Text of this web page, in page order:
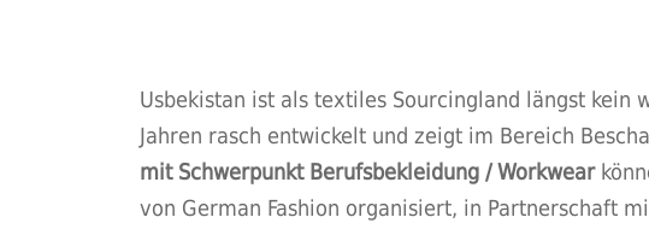
Usbekistan ist als textiles Sourcingland längst kein
Jahren rasch entwickelt und zeigt im Bereich
mit Schwerpunkt Berufsbekleidung / Workwear
von German Fashion organisiert, in Partnerschaft